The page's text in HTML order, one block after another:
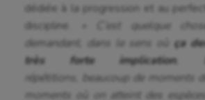
dédiée à la progression et au
discipline.
« C’est quelque
demandant, dans le sens où
ça
très forte implication,
répétitions, beaucoup de moments
moments où on atteint des